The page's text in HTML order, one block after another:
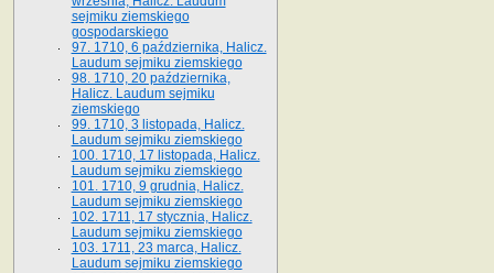
sejmiku ziemskiego
gospodarskiego
97. 1710, 6 października, Halicz.
Laudum sejmiku ziemskiego
98. 1710, 20 października,
Halicz. Laudum sejmiku
ziemskiego
99. 1710, 3 listopada, Halicz.
Laudum sejmiku ziemskiego
100. 1710, 17 listopada, Halicz.
Laudum sejmiku ziemskiego
101. 1710, 9 grudnia, Halicz.
Laudum sejmiku ziemskiego
102. 1711, 17 stycznia, Halicz.
Laudum sejmiku ziemskiego
103. 1711, 23 marca, Halicz.
Laudum sejmiku ziemskiego